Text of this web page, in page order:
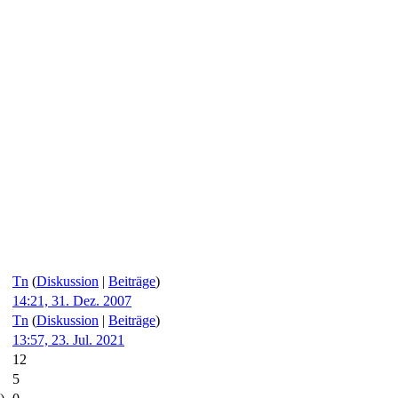
Tn (Diskussion | Beiträge)
14:21, 31. Dez. 2007
Tn (Diskussion | Beiträge)
13:57, 23. Jul. 2021
12
5